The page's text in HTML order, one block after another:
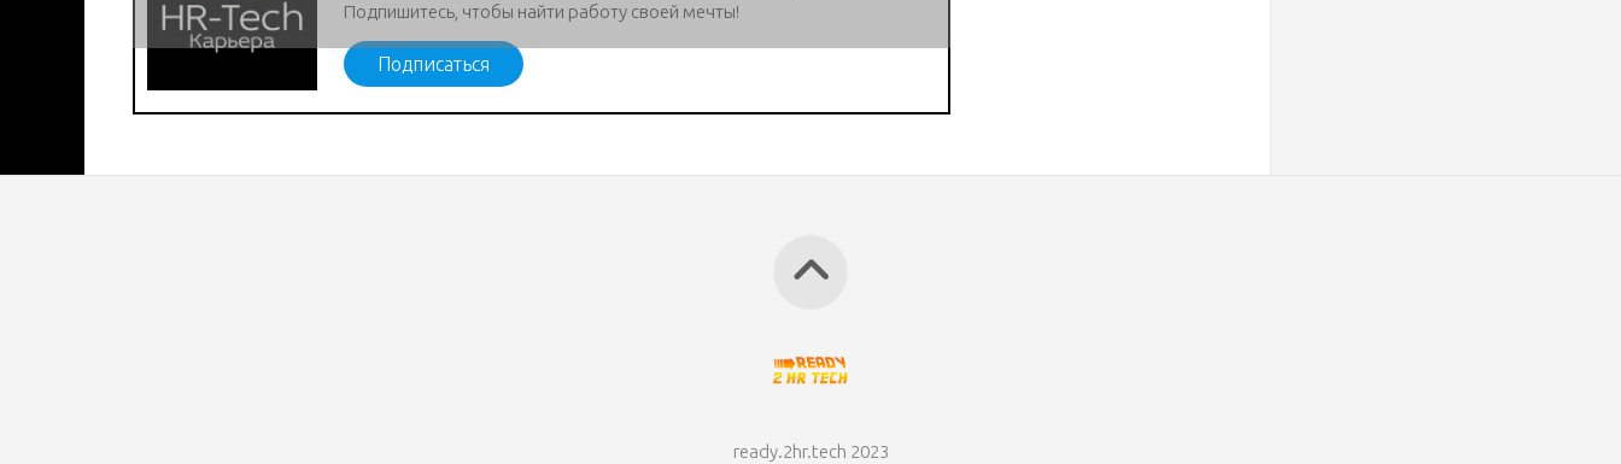
Подпишитесь, чтобы найти работу своей мечты!
Подписаться
ready.2hr.tech 2023